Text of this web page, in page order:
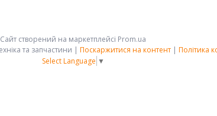
Сайт створений на маркетплейсі Prom.ua
АРК-ГРУПП - сільськогосподарська техніка та запчастини | Поскаржитися на контент | Політика
Select Language ▼